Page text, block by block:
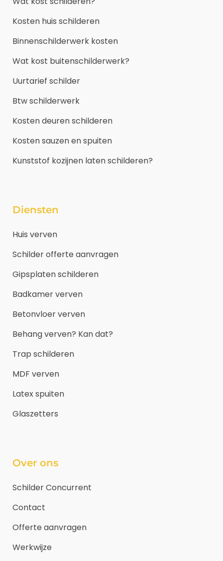
Kosten huis schilderen
Binnenschilderwerk kosten
Wat kost buitenschilderwerk?
Uurtarief schilder
Btw schilderwerk
Kosten deuren schilderen
Kosten sauzen en spuiten
Kunststof kozijnen laten schilderen?
Diensten
Huis verven
Schilder offerte aanvragen
Gipsplaten schilderen
Badkamer verven
Betonvloer verven
Behang verven? Kan dat?
Trap schilderen
MDF verven
Latex spuiten
Glaszetters
Over ons
Schilder Concurrent
Contact
Offerte aanvragen
Werkwijze